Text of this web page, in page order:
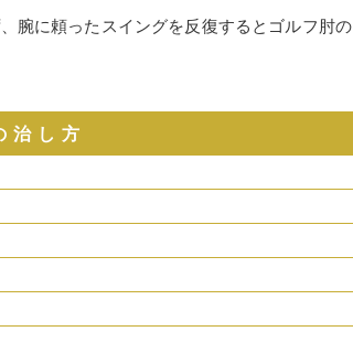
腕に頼ったスイングを反復するとゴルフ肘の
治し方